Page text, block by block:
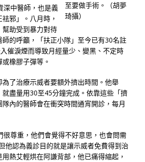
至要做手術。（胡夢
琦攝）
深中醫師，也是義
邪」。八月時，
助受到暴力對待
的呼籲，「扶正小隊」至今已有30名註
催淚煙而導致月經量少、變黑、不定時
橡膠子彈等。
了治療示威者要額外擠出時間。他舉
盡量用30至45分鐘完成。依靠這些「擠
內的醫師會在衝突時間通宵開診，每月
尊重，他們會覺得不好意思，也會問需
他認為義診目的就是讓示威者免費得到治
熱艾輕烘在阿謙背部，他已痛得縮起，